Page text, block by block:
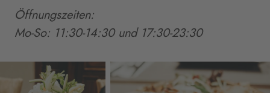
Öffnungszeiten:
Mo-So: 11:30-14:30 und 17:30-23:30